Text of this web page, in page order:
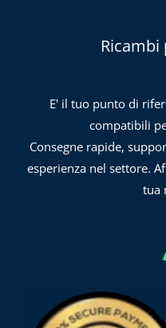
E' il tuo punto di
compatibili
Consegne rapide,
esperienza nel settore.
tua